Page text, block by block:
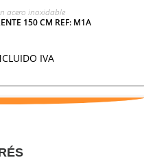
acero inoxidable
150 CM REF: M1A
IVA